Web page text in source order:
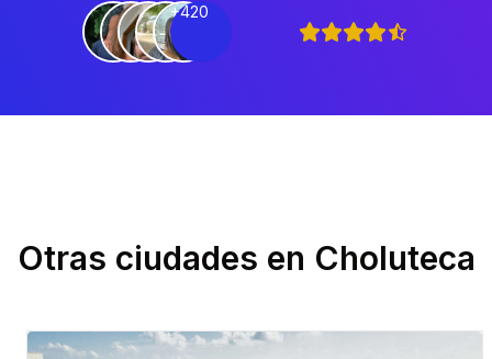
+420
Otras ciudades en Choluteca